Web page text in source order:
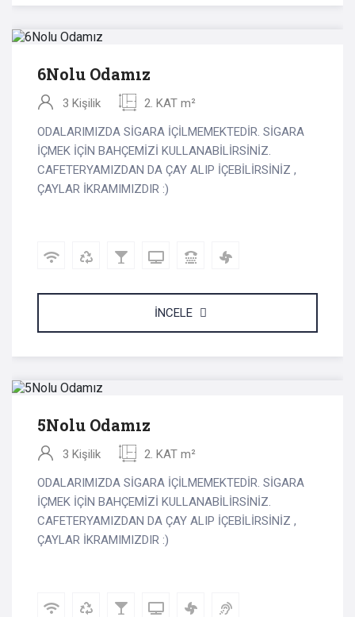
6Nolu Odamız
3 Kişilik
2. KAT m²
ODALARIMIZDA SİGARA İÇİLMEMEKTEDİR. SİGARA
İÇMEK İÇİN BAHÇEMİZİ KULLANABİLİRSİNİZ.
CAFETERYAMIZDAN DA ÇAY ALIP İÇEBİLİRSİNİZ ,
ÇAYLAR İKRAMIMIZDIR :)
İNCELE
5Nolu Odamız
3 Kişilik
2. KAT m²
ODALARIMIZDA SİGARA İÇİLMEMEKTEDİR. SİGARA
İÇMEK İÇİN BAHÇEMİZİ KULLANABİLİRSİNİZ.
CAFETERYAMIZDAN DA ÇAY ALIP İÇEBİLİRSİNİZ ,
ÇAYLAR İKRAMIMIZDIR :)